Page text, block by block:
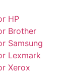
HP
Brother
Samsung
Lexmark
Xerox